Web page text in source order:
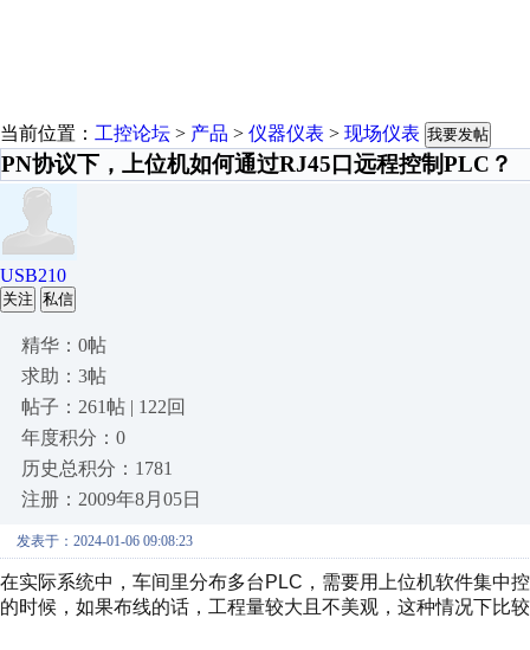
当前位置： 工控论坛 > 产品 > 仪器仪表 > 现场仪表 我要发帖
PN协议下，上位机如何通过RJ45口远程控制PLC？
USB210
关注 私信
精华：0帖
求助：3帖
帖子：261帖 | 122回
年度积分：0
历史总积分：1781
注册：2009年8月05日
发表于：2024-01-06 09:08:23
在实际系统中，车间里分布多台PLC，需要用上位机软件集中
的时候，如果布线的话，工程量较大且不美观，这种情况下比